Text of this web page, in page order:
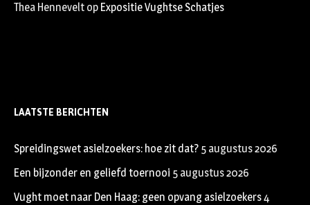
Thea Hennevelt op Expositie Vughtse Schatjes
LAATSTE BERICHTEN
Spreidingswet asielzoekers: hoe zit dat? 5 augustus 2026
Een bijzonder en geliefd toernooi 5 augustus 2026
Vught moet naar Den Haag: geen opvang asielzoekers4